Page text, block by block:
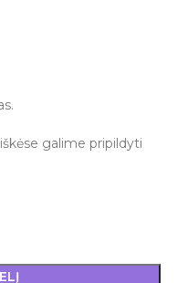
galime pripildyti